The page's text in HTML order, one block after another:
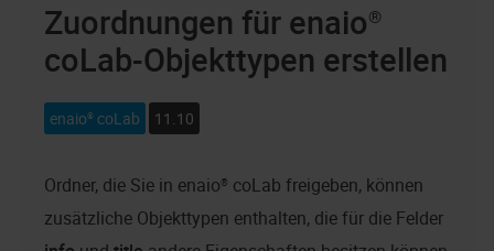
Zuordnungen für enaio®
coLab-Objekttypen erstellen
enaio® coLab 11.10
Ordner, die Sie in enaio® coLab freigeben, können
zusätzliche Objekttypen enthalten, die für die Felder